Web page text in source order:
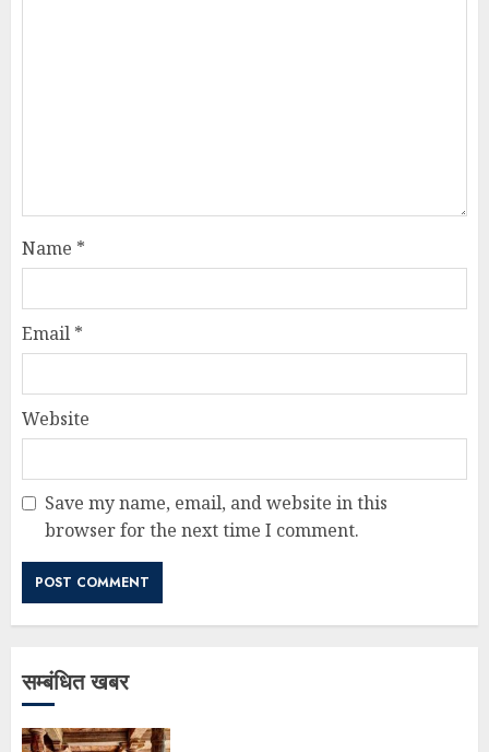
Name *
Email *
Website
Save my name, email, and website in this
browser for the next time I comment.
सम्बंधित खबर